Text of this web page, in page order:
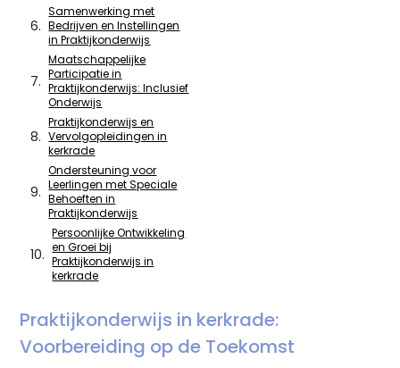
Samenwerking met
Bedrijven en Instellingen
in Praktijkonderwijs
Maatschappelijke
Participatie in
Praktijkonderwijs: Inclusief
Onderwijs
Praktijkonderwijs en
Vervolgopleidingen in
kerkrade
Ondersteuning voor
Leerlingen met Speciale
Behoeften in
Praktijkonderwijs
Persoonlijke Ontwikkeling
en Groei bij
Praktijkonderwijs in
kerkrade
Praktijkonderwijs in kerkrade:
Voorbereiding op de Toekomst